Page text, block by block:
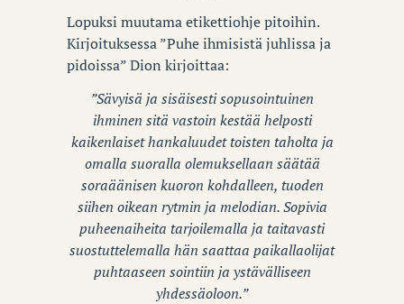
Lopuksi muutama etikettiohje pitoihin.
Kirjoituksessa ”Puhe ihmisistä juhlissa ja
pidoissa” Dion kirjoittaa:
”Sävyisä ja sisäisesti sopusointuinen
ihminen sitä vastoin kestää helposti
kaikenlaiset hankaluudet toisten taholta ja
omalla suoralla olemuksellaan säätää
soraäänisen kuoron kohdalleen, tuoden
siihen oikean rytmin ja melodian. Sopivia
puheenaiheita tarjoilemalla ja taitavasti
suostuttelemalla hän saattaa paikallaolijat
puhtaaseen sointiin ja ystävälliseen
yhdessäoloon.”